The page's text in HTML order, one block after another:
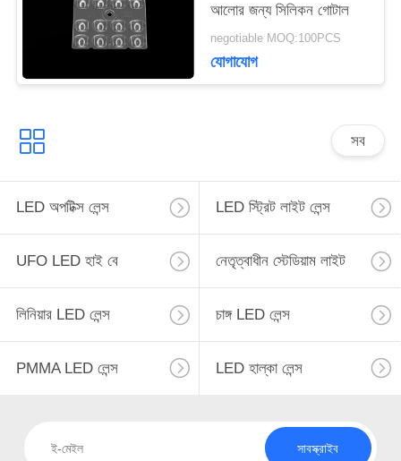
আলোর জন্য সিলিকন গোটাল
negotiable MOQ:100PCS
যোগাযোগ
সব
LED অপটিক্স লেন্স LED স্ট্রিট লাইট লেন্স
UFO LED হাই বে নেতৃত্বাধীন স্টেডিয়াম লাইট
লিনিয়ার LED লেন্স চাঙ্গ LED লেন্স
PMMA LED লেন্স LED হাল্কা লেন্স
সাবস্ক্রাইব